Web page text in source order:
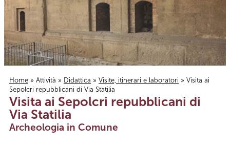
Tu sei qui
Home » Attività » Didattica » Visite, itinerari e laboratori » Visita ai
Sepolcri repubblicani di Via Statilia
Visita ai Sepolcri repubblicani di
Via Statilia
Archeologia in Comune